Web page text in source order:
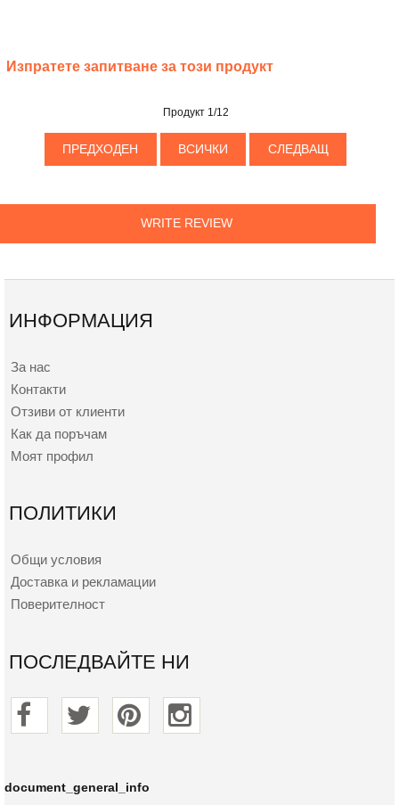
Изпратете запитване за този продукт
Продукт 1/12
ПРЕДХОДЕН ВСИЧКИ СЛЕДВАЩ
WRITE REVIEW
ИНФОРМАЦИЯ
За нас
Контакти
Отзиви от клиенти
Как да поръчам
Моят профил
ПОЛИТИКИ
Общи условия
Доставка и рекламации
Поверителност
ПОСЛЕДВАЙТЕ НИ
document_general_info